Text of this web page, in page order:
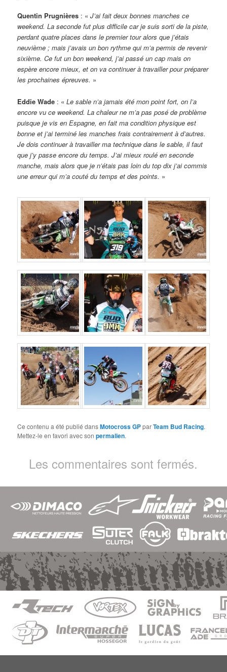
Quentin Prugnières : «J’ai fait deux bonnes manches ce
weekend. La seconde fut plus difficile car je suis sorti de la piste,
perdant quatre places dans le premier tour alors que j’étais
neuvième ; mais j’avais un bon rythme qui m’a permis de revenir
sixième. Ce fut un bon weekend, j’ai passé un cap mais on
espère encore mieux, et on va continuer à travailler pour préparer
les prochaines épreuves. »
Eddie Wade : «Le sable n’a jamais été mon point fort, on l’a
encore vu ce weekend. La chaleur ne m’a pas posé de problème
puisque je vis en Espagne, en fait ma condition physique est
bonne et j’ai terminé les manches frais contrairement à d’autres.
Je dois continuer à travailler ma technique dans le sable, il faut
que j’y passe encore du temps. J’ai mieux roulé en seconde
manche, mais alors que je n’étais pas loin du top dix j’ai commis
une erreur qui m’a couté du temps et des points. »
Ce contenu a été publié dansMotocross GPparTeam Bud Racing.
Mettez-le en favori avec sonpermalien.
Les commentaires sont fermés.